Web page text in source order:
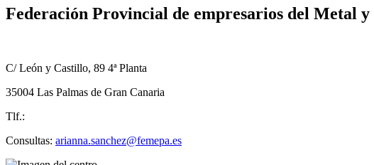
Federación Provincial de empresarios del Metal
C/ León y Castillo, 89 4ª Planta
35004 Las Palmas de Gran Canaria
Tlf.:
Consultas: arianna.sanchez@femepa.es